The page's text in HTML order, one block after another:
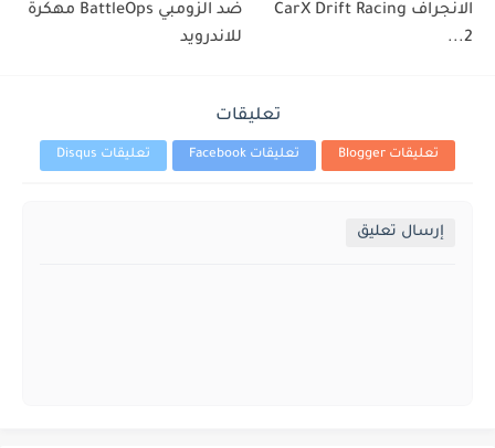
الانجراف CarX Drift Racing
2...
ضد الزومبي BattleOps مهكرة
للاندرويد
تعليقات
تعليقات Blogger تعليقات Facebook تعليقات Disqus
إرسال تعليق